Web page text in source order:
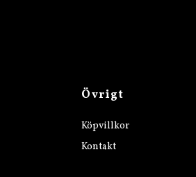
Övrigt
Köpvillkor
Kontakt